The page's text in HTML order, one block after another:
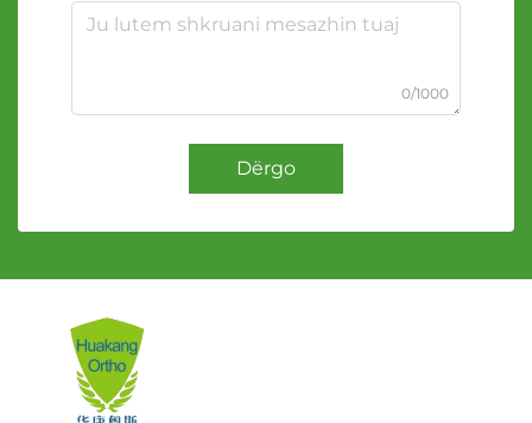
0/1000
Dërgo